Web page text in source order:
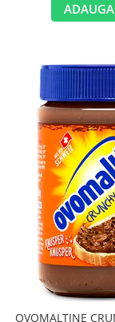
OVOMALTINE